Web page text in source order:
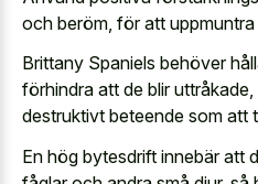
och beröm, för att
Brittany Spaniels behöver
förhindra att de blir
destruktivt beteende som att
En hög bytesdrift innebär att